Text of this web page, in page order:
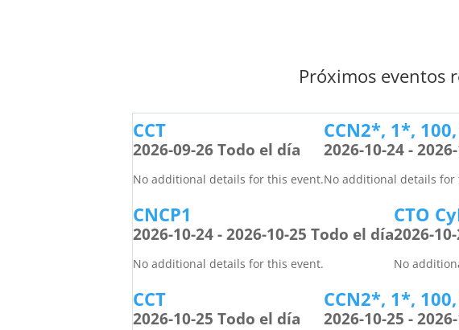
Próximos eventos
CCT
2026-09-26 Todo el día
No additional details for this event.
CCN2*, 1*,
2026-10-24 -
No additional details for
CNCP1
2026-10-24 - 2026-10-25 Todo el día
No additional details for this event.
CTO
2026-
No
CCT
2026-10-25 Todo el día
CCN2*, 1*,
2026-10-25 -